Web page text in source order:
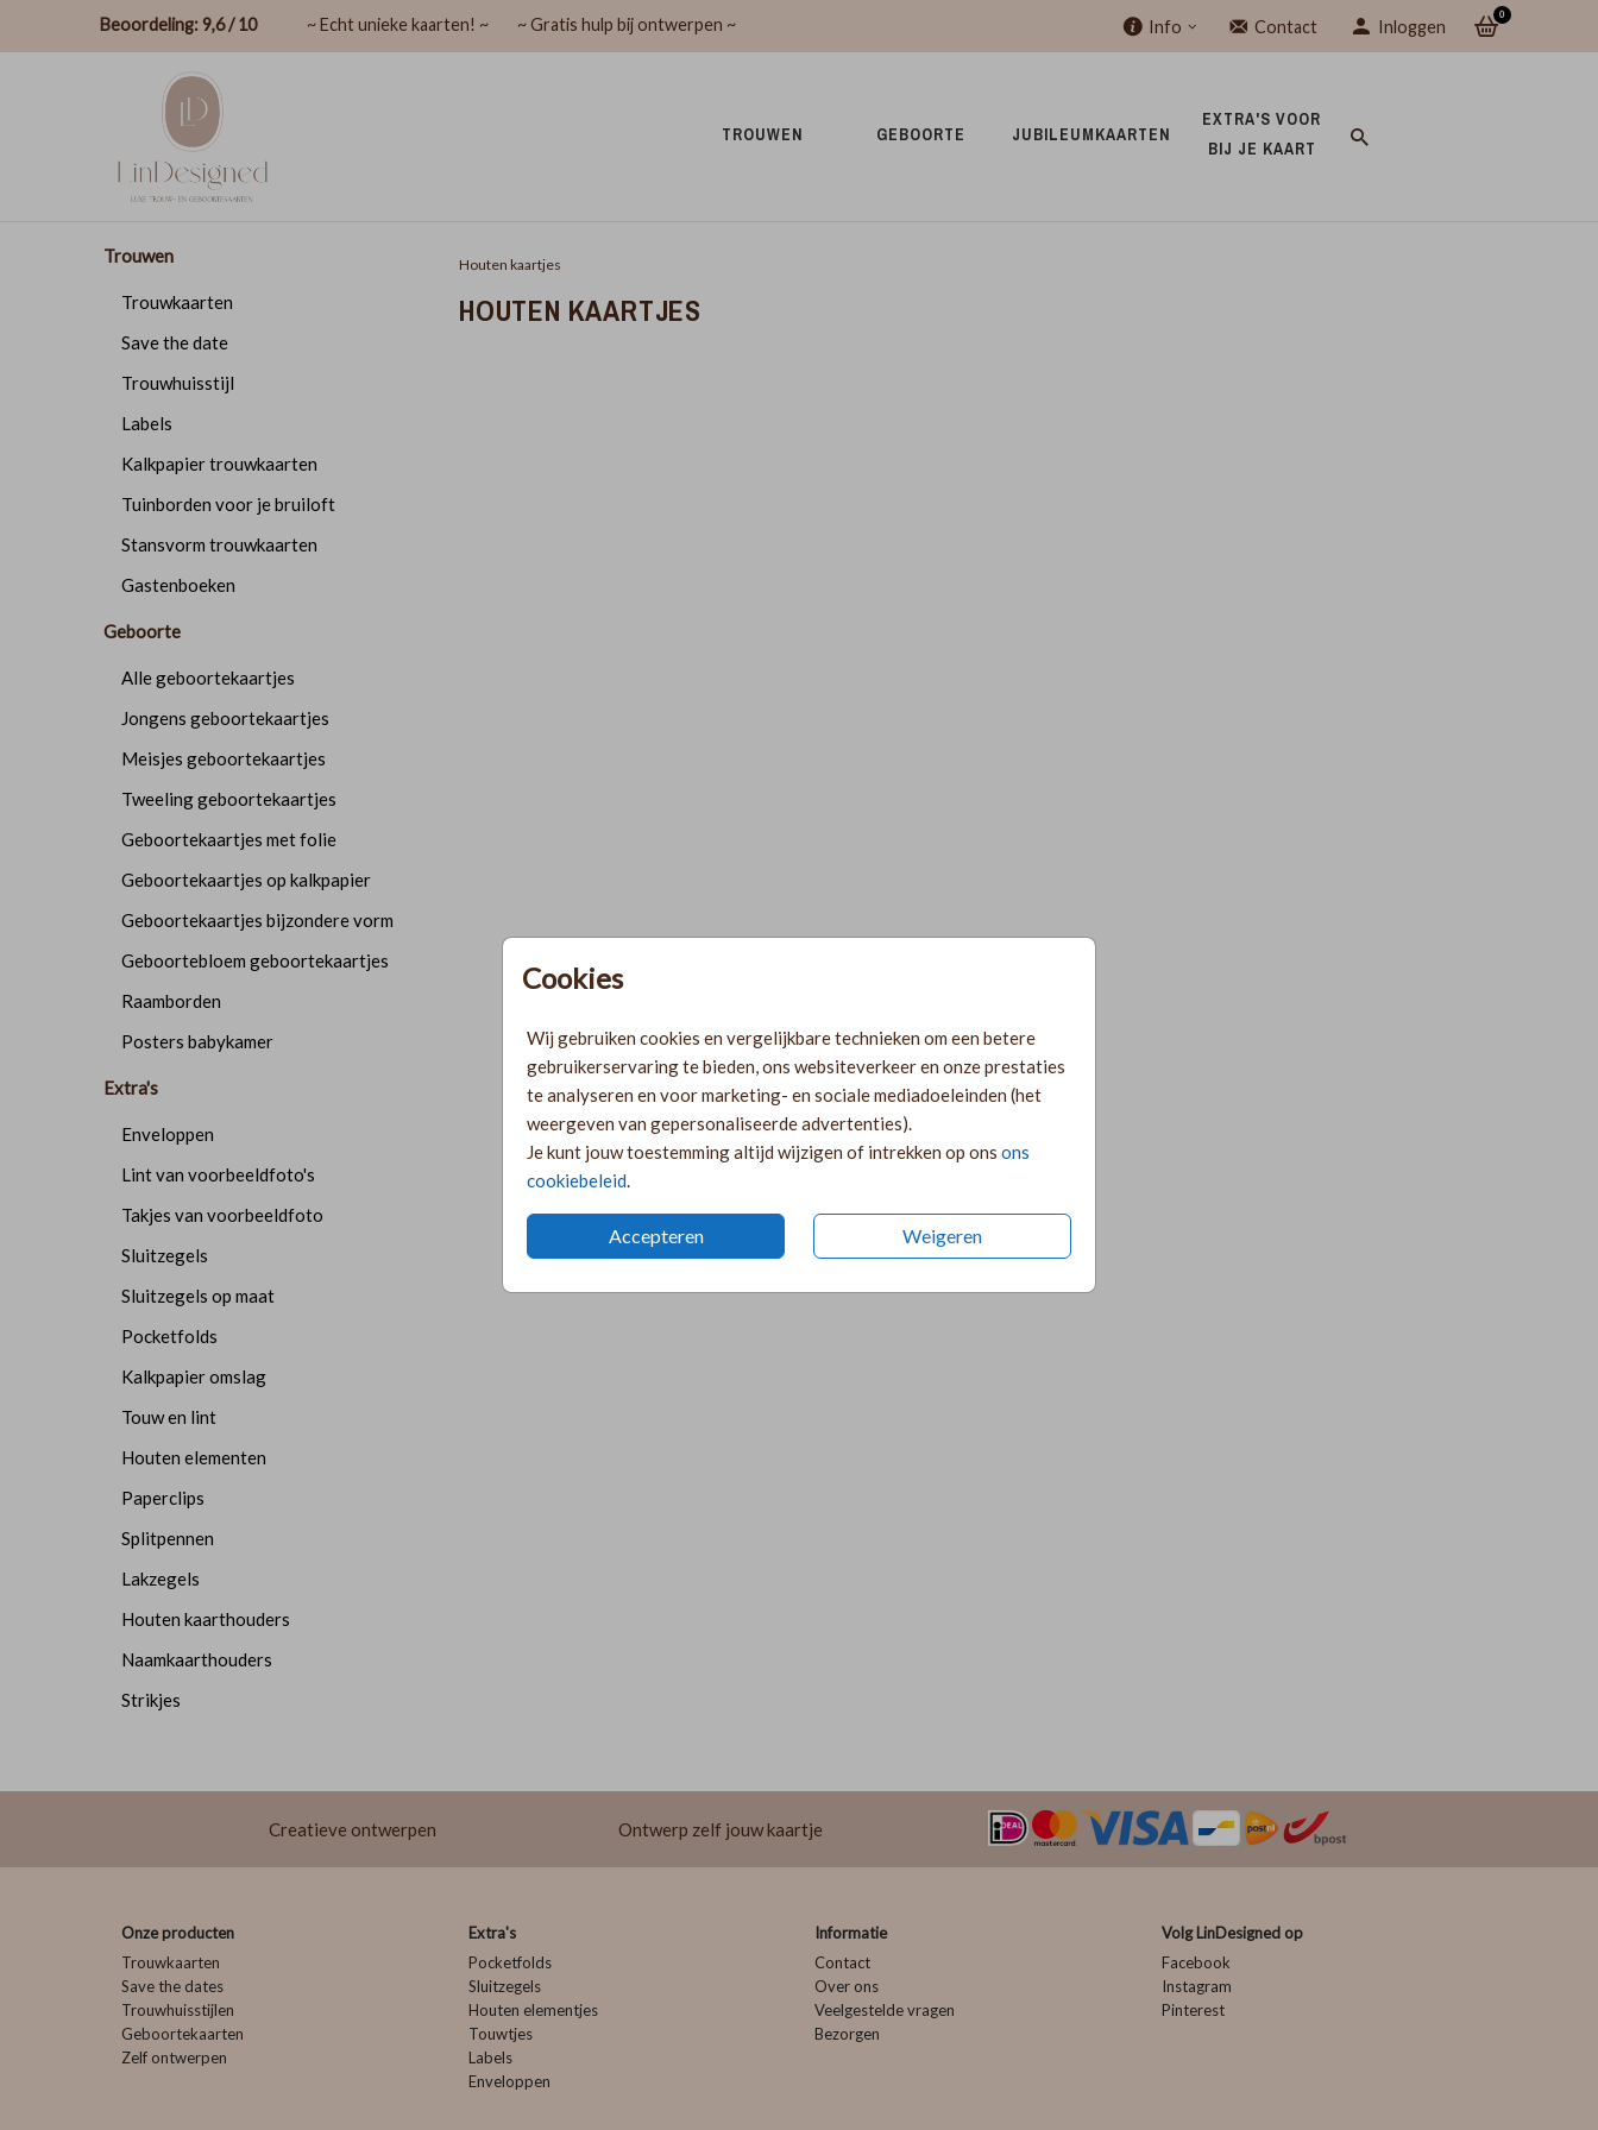
Beoordeling: 9,6 / 10 ~ Echt unieke kaarten! ~ ~ Gratis hulp bij ontwerpen ~ Info Contact Inloggen
0
TROUWEN GEBOORTE JUBILEUMKAARTEN
EXTRA'S VOOR
BIJ JE KAART
Cookies
Wij gebruiken cookies en vergelijkbare technieken om een betere
gebruikerservaring te bieden, ons websiteverkeer en onze prestaties
te analyseren en voor marketing- en sociale mediadoeleinden (het
weergeven van gepersonaliseerde advertenties).
Je kunt jouw toestemming altijd wijzigen of intrekken op ons ons
cookiebeleid
Accepteren Weigeren
Trouwen
Trouwkaarten
Save the date
Trouwhuisstijl
Labels
Kalkpapier trouwkaarten
Tuinborden voor je bruiloft
Stansvorm trouwkaarten
Gastenboeken
Geboorte
Alle geboortekaartjes
Jongens geboortekaartjes
Meisjes geboortekaartjes
Tweeling geboortekaartjes
Geboortekaartjes met folie
Geboortekaartjes op kalkpapier
Geboortekaartjes bijzondere vorm
Geboortebloem geboortekaartjes
Raamborden
Posters babykamer
Extra's
Enveloppen
Lint van voorbeeldfoto's
Takjes van voorbeeldfoto
Sluitzegels
Sluitzegels op maat
Pocketfolds
Kalkpapier omslag
Touw en lint
Houten elementen
Paperclips
Splitpennen
Lakzegels
Houten kaarthouders
Naamkaarthouders
Strikjes
Houten kaartjes
HOUTEN KAARTJES
Creatieve ontwerpen Ontwerp zelf jouw kaartje
Onze producten
Trouwkaarten
Save the dates
Trouwhuisstijlen
Geboortekaarten
Zelf ontwerpen
Extra's
Pocketfolds
Sluitzegels
Houten elementjes
Touwtjes
Labels
Enveloppen
Informatie
Contact
Over ons
Veelgestelde vragen
Bezorgen
Volg LinDesigned op
Facebook
Instagram
Pinterest